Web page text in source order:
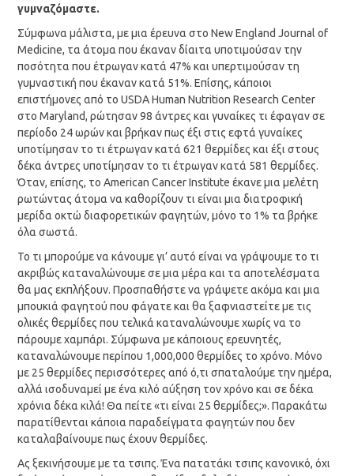
γυμναζόμαστε.
Σύμφωνα μάλιστα, με μια έρευνα στο New England Journal of
Medicine, τα άτομα που έκαναν δίαιτα υποτιμούσαν την
ποσότητα που έτρωγαν κατά 47% και υπερτιμούσαν τη
γυμναστική που έκαναν κατά 51%. Επίσης, κάποιοι
επιστήμονες από το USDA Human Nutrition Research Center
στο Maryland, ρώτησαν 98 άντρες και γυναίκες τι έφαγαν σε
περίοδο 24 ωρών και βρήκαν πως έξι στις εφτά γυναίκες
υποτίμησαν το τι έτρωγαν κατά 621 θερμίδες και έξι στους
δέκα άντρες υποτίμησαν το τι έτρωγαν κατά 581 θερμίδες.
Όταν, επίσης, το American Cancer Institute έκανε μια μελέτη
ρωτώντας άτομα να καθορίζουν τι είναι μια διατροφική
μερίδα οκτώ διαφορετικών φαγητών, μόνο το 1% τα βρήκε
όλα σωστά.
Το τι μπορούμε να κάνουμε γι’ αυτό είναι να γράψουμε το τι
ακριβώς καταναλώνουμε σε μια μέρα και τα αποτελέσματα
θα μας εκπλήξουν. Προσπαθήστε να γράψετε ακόμα και μια
μπουκιά φαγητού που φάγατε και θα ξαφνιαστείτε με τις
ολικές θερμίδες που τελικά καταναλώνουμε χωρίς να το
πάρουμε χαμπάρι. Σύμφωνα με κάποιους ερευνητές,
καταναλώνουμε περίπου 1,000,000 θερμίδες το χρόνο. Μόνο
με 25 θερμίδες περισσότερες από ό,τι σπαταλούμε την ημέρα,
αλλά ισοδυναμεί με ένα κιλό αύξηση τον χρόνο και σε δέκα
χρόνια δέκα κιλά! Θα πείτε «τι είναι 25 θερμίδες;». Παρακάτω
παρατίθενται κάποια παραδείγματα φαγητών που δεν
καταλαβαίνουμε πως έχουν θερμίδες.
Ας ξεκινήσουμε με τα τσιπς. Ένα πατατάκι τσιπς κανονικό, όχι